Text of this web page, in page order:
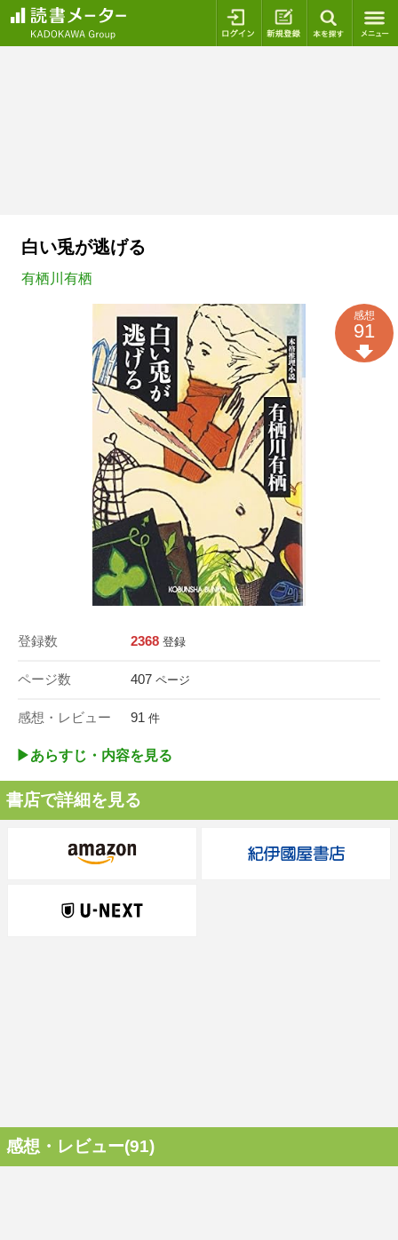
ログイン 新規登録
白い兎が逃げる
有栖川有栖
登録数 2368 登録
ページ数 407 ページ
感想・レビュー 91 件
感想
91
▶︎あらすじ・内容を見る
書店で詳細を見る
感想・レビュー(91)